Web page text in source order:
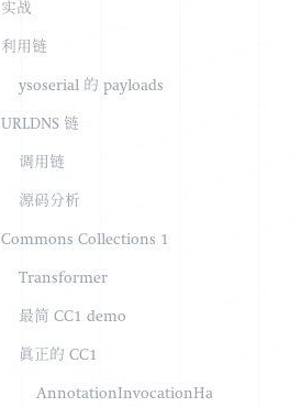
实战
利用链
ysoserial 的 payloads
URLDNS 链
调用链
源码分析
Commons Collections 1
Transformer
最简 CC1 demo
真正的 CC1
AnnotationInvocationHandler